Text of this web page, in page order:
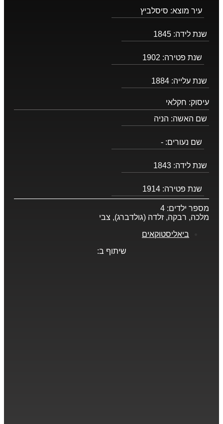
עיר מוצא: סיסלביץ
שנת לידה: 1845
שנת פטירה: 1902
שנת עלייה: 1884
עיסוק: חקלאי
שם האשה: הניה
שם נעורים: -
שנת לידה: 1843
שנת פטירה: 1914
מספר ילדים: 4
מלכה, רבקה, זלדה (גולדברג), צבי
ביאליסטוקאים
שיתוף ב: